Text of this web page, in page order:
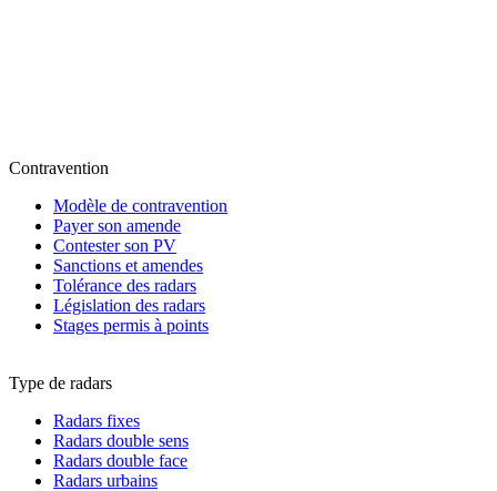
Contravention
Modèle de contravention
Payer son amende
Contester son PV
Sanctions et amendes
Tolérance des radars
Législation des radars
Stages permis à points
Type de radars
Radars fixes
Radars double sens
Radars double face
Radars urbains